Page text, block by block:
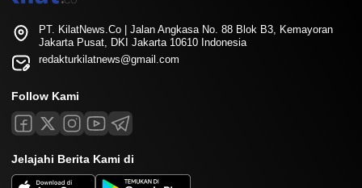
PT. KilatNews.Co | Jalan Angkasa No. 88 Blok B3, Kemayoran
Jakarta Pusat, DKI Jakarta 10610 Indonesia
redakturkilatnews@gmail.com
Follow Kami
Jelajahi Berita Kami di